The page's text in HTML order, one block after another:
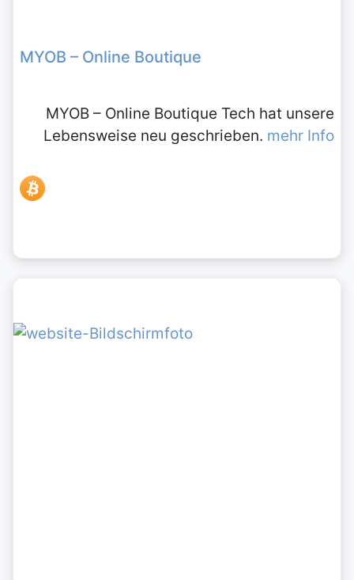
MYOB – Online Boutique
MYOB – Online Boutique Tech hat unsere
Lebensweise neu geschrieben. mehr Info